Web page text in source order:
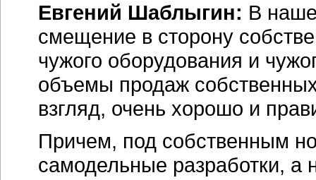
Евгений Шаблыгин: В
смещение в сторону
чужого оборудования и
объемы продаж
взгляд, очень хорошо и
Причем, под собственным
самодельные разработки, а